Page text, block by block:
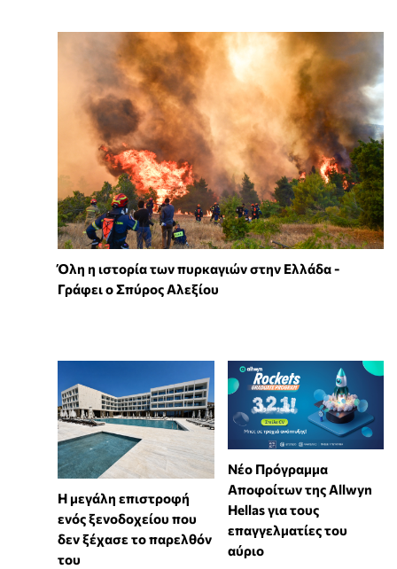
Όλη η ιστορία των πυρκαγιών στην Ελλάδα -
Γράφει ο Σπύρος Αλεξίου
Η μεγάλη επιστροφή
ενός ξενοδοχείου που
δεν ξέχασε το παρελθόν
του
Νέο Πρόγραμμα
Αποφοίτων της Allwyn
Hellas για τους
επαγγελματίες του
αύριο